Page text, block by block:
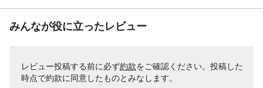
みんなが役に立ったレビュー
レビュー投稿する前に必ず約款をご確認ください。投稿した
時点で約款に同意したものとみなします。